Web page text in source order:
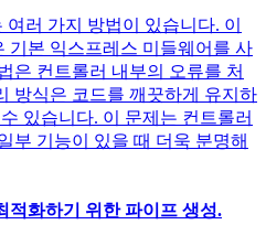
러 가지 방법이 있습니다. 이
기본 익스프레스 미들웨어를 사
은 컨트롤러 내부의 오류를 처
방식은 코드를 깨끗하게 유지하
있습니다. 이 문제는 컨트롤러
부 기능이 있을 때 더욱 분명해
적화하기 위한 파이프 생성.